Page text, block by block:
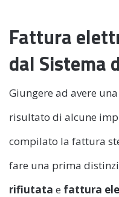
Fattura
dal Sistema
Giungere ad avere una
risultato di alcune
compilato la fattura
fare una prima
rifiutata e fattura